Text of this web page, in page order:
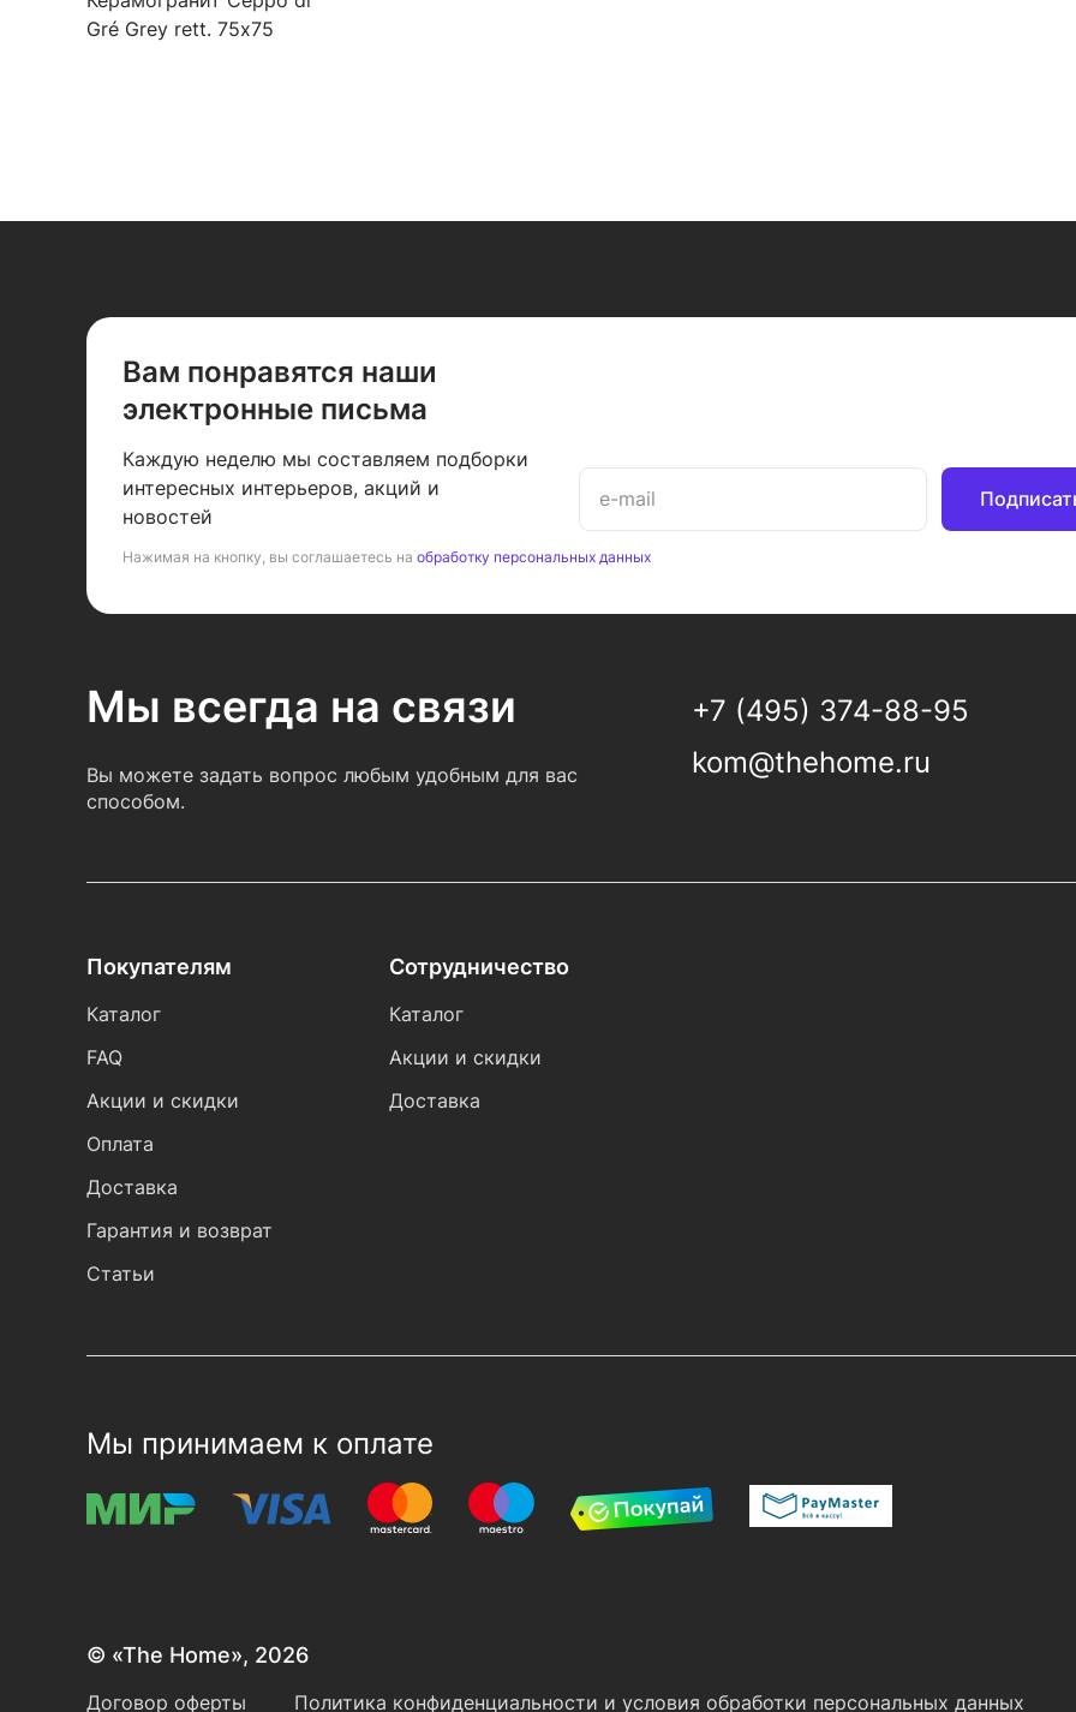
Gré Grey rett. 75х75
Вам понравятся наши
электронные письма
Каждую неделю мы составляем подборки
интересных интерьеров, акций и
новостей
Нажимая на кнопку, вы соглашаетесь на обработку персональных данных
Мы всегда на связи
Вы можете задать вопрос любым удобным для вас
способом.
+7 (495) 374-88-95
kom@thehome.ru
Покупателям
Каталог
FAQ
Акции и скидки
Оплата
Доставка
Гарантия и возврат
Статьи
Сотрудничество
Каталог
Акции и скидки
Доставка
Мы принимаем к оплате
© «The Home», 2026
Договор оферты Политика конфиденциальности и условия обработки персональных данных